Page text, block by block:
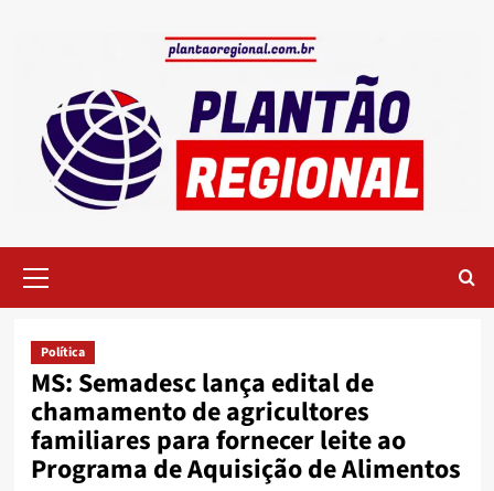
Menu
Política
MS: Semadesc lança edital de
chamamento de agricultores
familiares para fornecer leite ao
Programa de Aquisição de Alimentos